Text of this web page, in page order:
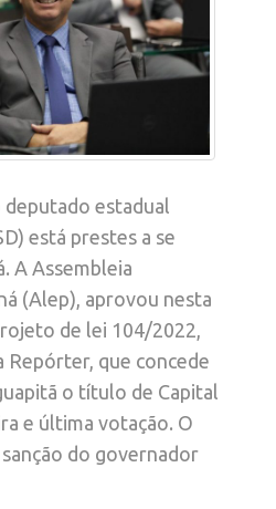
estadual
está prestes a se
A Assembleia
(Alep), aprovou nesta
de lei 104/2022,
Repórter, que concede
o título de Capital
e última votação. O
do governador